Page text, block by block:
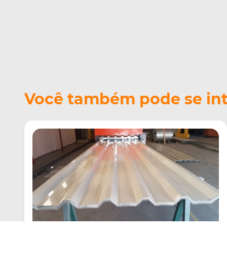
Você também pode se